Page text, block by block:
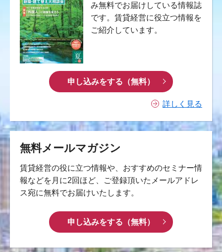
み無料でお届けしている情報誌
です。賃貸経営に役立つ情報を
ご紹介しています。
申し込みをする（無料）
詳しく見る
無料メールマガジン
賃貸経営の役に立つ情報や、おすすめのセミナー情
報などを月に2回ほど、ご登録頂いたメールアドレ
ス宛に無料でお届けいたします。
申し込みをする（無料）